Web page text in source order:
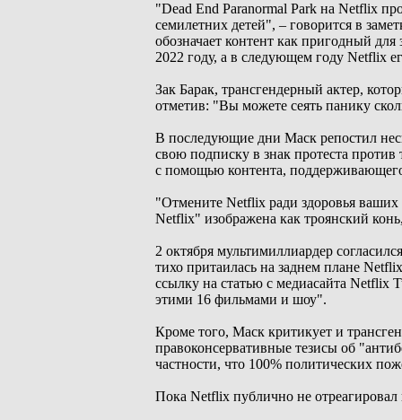
"Dead End Paranormal Park на Netflix
семилетних детей", – говорится в
обозначает контент как пригодный
2022 году, а в следующем году Netflix
Зак Барак, трансгендерный актер,
отметив: "Вы можете сеять панику
В последующие дни Маск репостил
свою подписку в знак протеста
с помощью контента,
"Отмените Netflix ради здоровья ваших
Netflix" изображена как троянский
2 октября мультимиллиардер
тихо притаилась на заднем плане
ссылку на статью с медиасайта Netflix
этими 16 фильмами и шоу".
Кроме того, Маск критикует и
правоконсервативные тезисы об
частности, что 100% политических
Пока Netflix публично не отреагировал